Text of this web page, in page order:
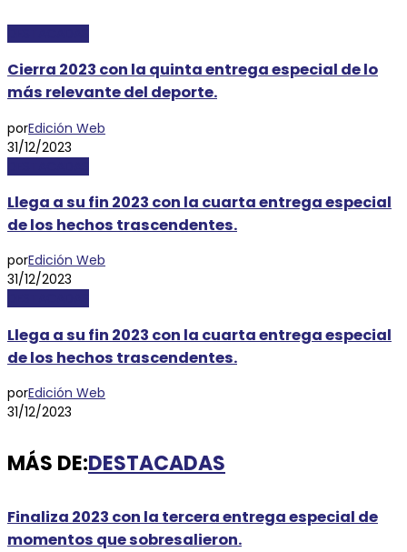
Cierra 2023 con la quinta entrega especial de lo
más relevante del deporte.
porEdición Web
31/12/2023
Llega a su fin 2023 con la cuarta entrega especial
de los hechos trascendentes.
porEdición Web
31/12/2023
Llega a su fin 2023 con la cuarta entrega especial
de los hechos trascendentes.
porEdición Web
31/12/2023
MÁS DE:DESTACADAS
Finaliza 2023 con la tercera entrega especial de
momentos que sobresalieron.